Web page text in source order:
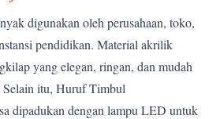
digunakan oleh perusahaan, toko,
pendidikan. Material akrilik
yang elegan, ringan, dan mudah
Selain itu, Huruf Timbul
dipadukan dengan lampu LED untuk